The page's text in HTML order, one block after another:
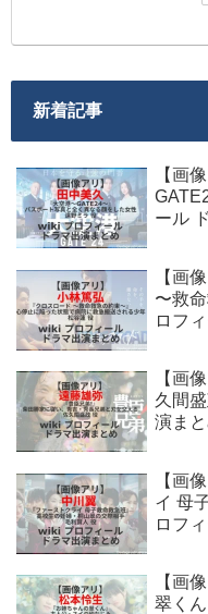
新着記事
【画
ール
【画
〜救
ロフ
【画
久間
演ま
【画
イ 母
ロフ
【画
翠く